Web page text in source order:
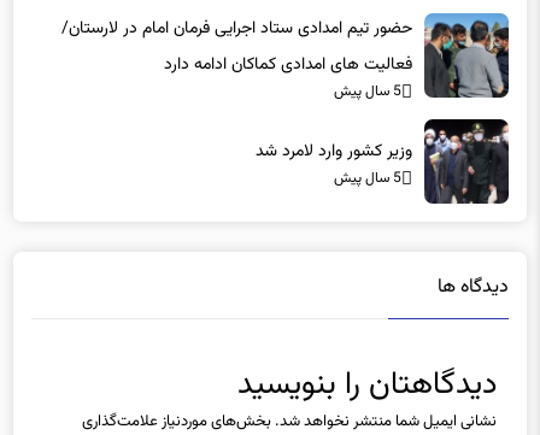
حضور تیم امدادی ستاد اجرایی فرمان امام در لارستان/
فعالیت های امدادی کماکان ادامه دارد
5 سال پیش
وزیر کشور وارد لامرد شد
5 سال پیش
دیدگاه ها
دیدگاهتان را بنویسید
نشانی ایمیل شما منتشر نخواهد شد. بخش‌های موردنیاز علامت‌گذاری